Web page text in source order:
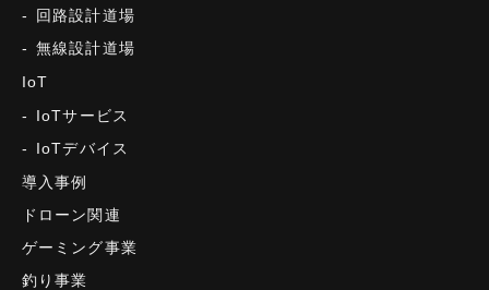
回路設計道場
無線設計道場
IoT
IoTサービス
IoTデバイス
導入事例
ドローン関連
ゲーミング事業
釣り事業